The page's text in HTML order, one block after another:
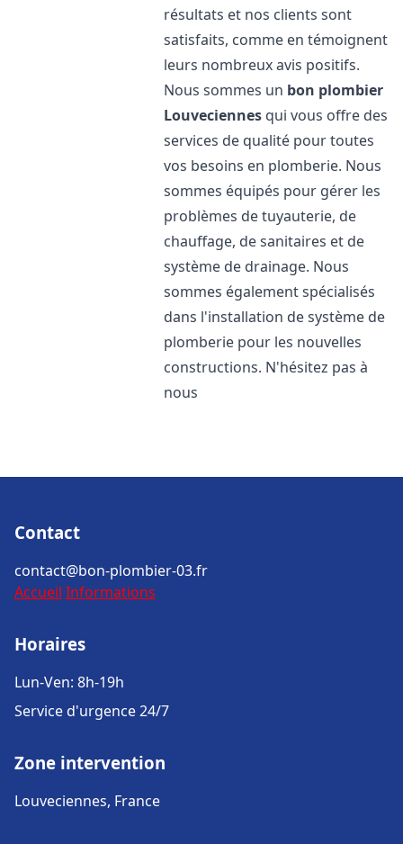
résultats et nos clients sont
satisfaits, comme en témoignent
leurs nombreux avis positifs.
Nous sommes un bon plombier
Louveciennes qui vous offre des
services de qualité pour toutes
vos besoins en plomberie. Nous
sommes équipés pour gérer les
problèmes de tuyauterie, de
chauffage, de sanitaires et de
système de drainage. Nous
sommes également spécialisés
dans l'installation de système de
plomberie pour les nouvelles
constructions. N'hésitez pas à
nous
Contact
contact@bon-plombier-03.fr
Accueil Informations
Horaires
Lun-Ven: 8h-19h
Service d'urgence 24/7
Zone intervention
Louveciennes, France